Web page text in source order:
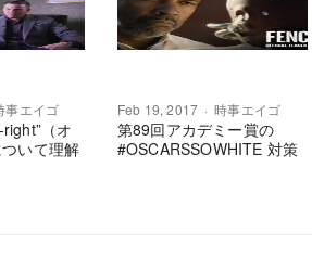
事エイゴ
（オ
いて理解
Feb 19, 2017 時事エイゴ
第89回アカデミー賞の
#OSCARSSOWHITE 対策